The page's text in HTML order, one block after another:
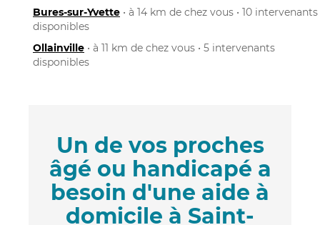
Bures-sur-Yvette • à 14 km de chez vous • 10 intervenants
disponibles
Ollainville • à 11 km de chez vous • 5 intervenants
disponibles
Un de vos proches
âgé ou handicapé a
besoin d'une aide à
domicile à Saint-